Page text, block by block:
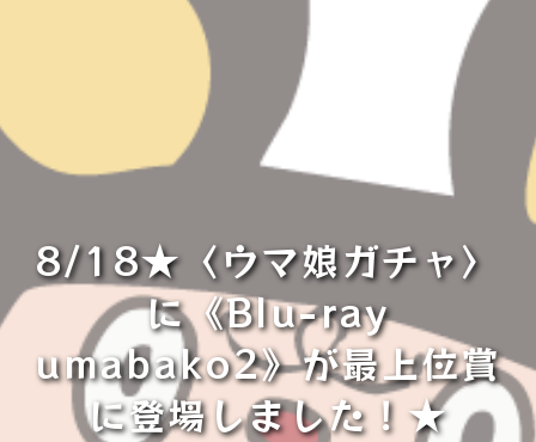
8/18★〈ウマ娘ガチャ〉
に《Blu-ray
umabako2》が最上位賞
に登場しました！★